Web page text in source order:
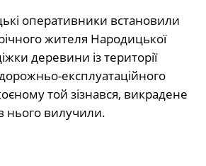
оперативники встановили
жителя Народицької
деревини із території
експлуатаційного
той зізнався, викрадене
нього вилучили.